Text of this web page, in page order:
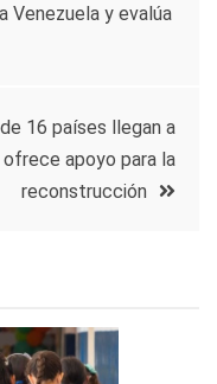
Venezuela y evalúa
16 países llegan a
ofrece apoyo para la
reconstrucción